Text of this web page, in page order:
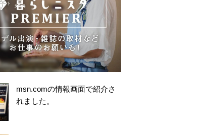
msn.comの情報画面で紹介さ
れました。